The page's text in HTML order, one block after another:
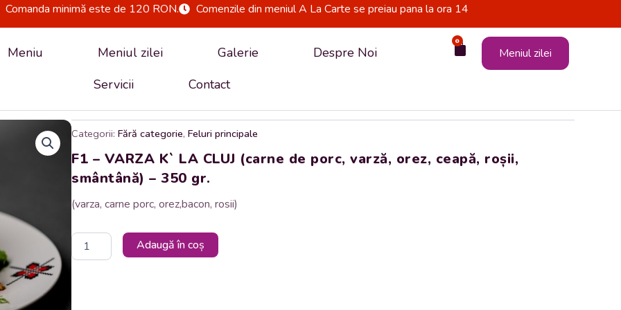
Comanda minimă este de 120 RON. Comenzile din meniul A La Carte se preiau pana la ora 14
Meniu Meniul zilei Galerie
Despre Noi
Servicii
Contact
0
Cart Meniul zilei
Categorii: Fără categorie,Feluri principale
F1 – VARZA K` LA CLUJ (carne de porc, varză, orez, ceapă, roșii,
smântână) – 350 gr.
(varza, carne porc, orez,bacon, rosii)
Cantitate
Adaugă în coș